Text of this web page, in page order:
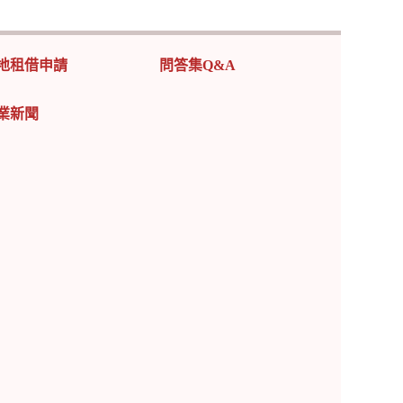
租借申請
新聞
問答集Q&A